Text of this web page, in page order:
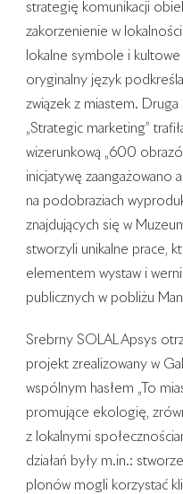
strategię komunikacji
zakorzenienie w
lokalne symbole i kultowe
oryginalny język
związek z miastem.
„Strategic marketing”
wizerunkową „600
inicjatywę zaangażowano
na podobraziach
znajdujących się w
stworzyli unikalne prace,
elementem wystaw i
publicznych w pobliżu
Srebrny SOLAL Apsys
projekt zrealizowany w
wspólnym hasłem „To
promujące ekologię,
z lokalnymi
działań były m.in.:
plonów mogli korzystać